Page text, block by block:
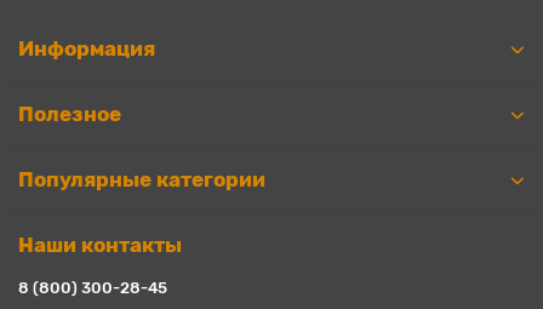
Информация
Полезное
Популярные категории
Наши контакты
8 (800) 300-28-45